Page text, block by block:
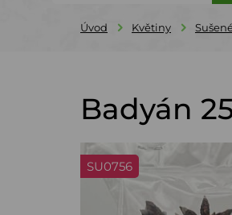
Úvod Květiny
Badyán
SU0756